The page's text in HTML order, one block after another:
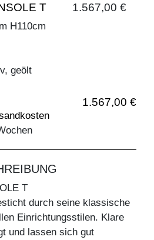
T 1.567,00 €
H110cm
geölt
1.567,00 €
T
durch seine klassische
Einrichtungsstilen. Klare
und lassen sich gut